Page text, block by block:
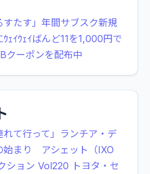
すたす」年間サブスク新規
ｪｲｳｪｲばんど11を1,000円で
クーポンを配布中
れて行って」ランチア・デ
始まり アシェット（IXO
ション Vol220 トヨタ・セ